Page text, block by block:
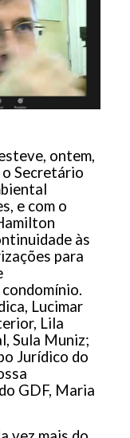
ontem,
Secretário
e com o
às
para
Lucimar
Lila
Sula Muniz;
Jurídico do
GDF, Maria